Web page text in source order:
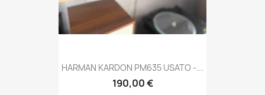
HARMAN KARDON PM635 USATO -...
190,00 €